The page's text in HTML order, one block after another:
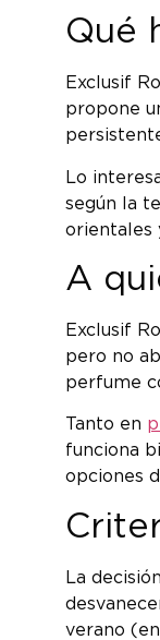
Qué
Exclusif
propone
Lo
según la
orientales
A
Exclusif
pero no
perfume
Tanto en
funciona
opciones
La
verano